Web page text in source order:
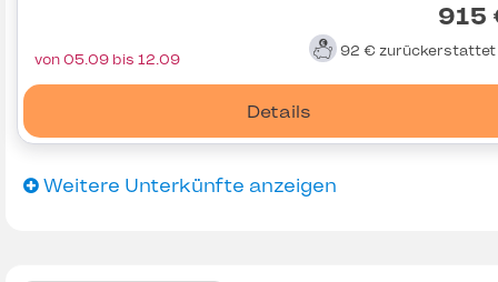
915
92 € zurückerstattet
Details
von 05.09 bis 12.09
Weitere Unterkünfte anzeigen